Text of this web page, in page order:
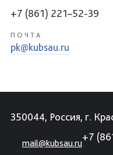
+7 (861) 221–52-39
ПОЧТА
pk@kubsau.ru
350044, Россия, г.
mail@kubsau.ru
+7